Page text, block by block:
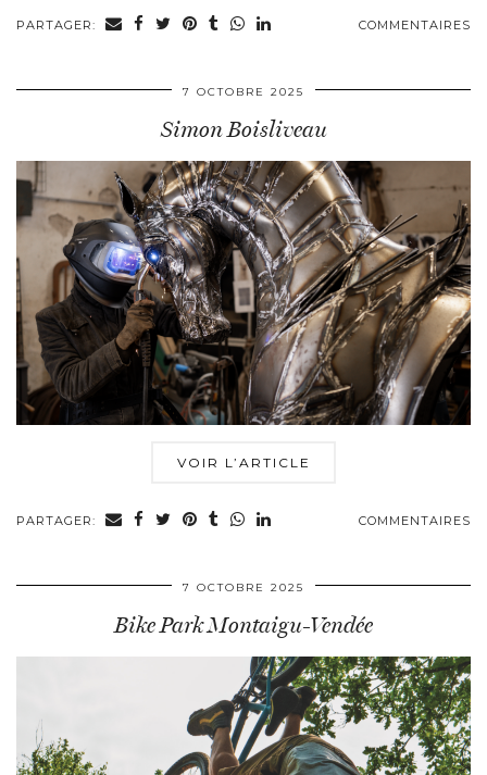
PARTAGER: COMMENTAIRES
7 OCTOBRE 2025
Simon Boisliveau
VOIR L’ARTICLE
PARTAGER: COMMENTAIRES
7 OCTOBRE 2025
Bike Park Montaigu-Vendée